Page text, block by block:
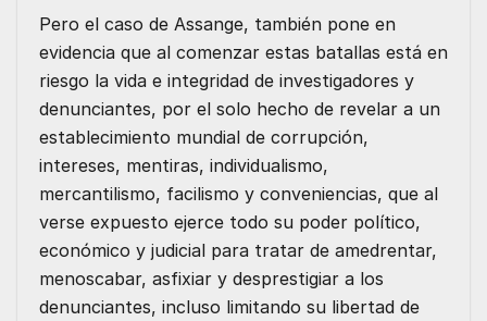
Pero el caso de Assange, también pone en
evidencia que al comenzar estas batallas está en
riesgo la vida e integridad de investigadores y
denunciantes, por el solo hecho de revelar a un
establecimiento mundial de corrupción,
intereses, mentiras, individualismo,
mercantilismo, facilismo y conveniencias, que al
verse expuesto ejerce todo su poder político,
económico y judicial para tratar de amedrentar,
menoscabar, asfixiar y desprestigiar a los
denunciantes, incluso limitando su libertad de